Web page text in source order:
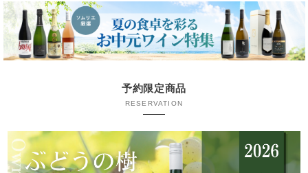
予約限定商品
RESERVATION